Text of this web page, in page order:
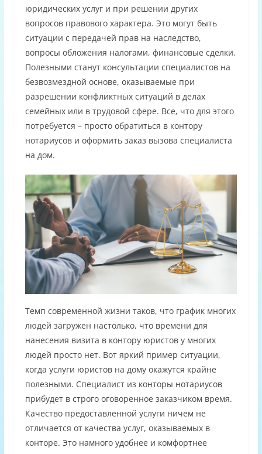
юридических услуг и при решении других
вопросов правового характера. Это могут быть
ситуации с передачей прав на наследство,
вопросы обложения налогами, финансовые сделки.
Полезными станут консультации специалистов на
безвозмездной основе, оказываемые при
разрешении конфликтных ситуаций в делах
семейных или в трудовой сфере. Все, что для этого
потребуется – просто обратиться в контору
нотариусов и оформить заказ вызова специалиста
на дом.
Темп современной жизни таков, что график многих
людей загружен настолько, что времени для
нанесения визита в контору юристов у многих
людей просто нет. Вот яркий пример ситуации,
когда услуги юристов на дому окажутся крайне
полезными. Специалист из конторы нотариусов
прибудет в строго оговоренное заказчиком время.
Качество предоставленной услуги ничем не
отличается от качества услуг, оказываемых в
конторе. Это намного удобнее и комфортнее